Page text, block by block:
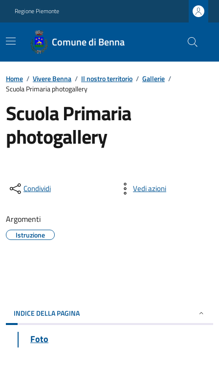
Regione Piemonte
Comune di Benna
Home / Vivere Benna / Il nostro territorio / Gallerie /
Scuola Primaria photogallery
Scuola Primaria
photogallery
Condividi Vedi azioni
Argomenti
Istruzione
INDICE DELLA PAGINA
Foto